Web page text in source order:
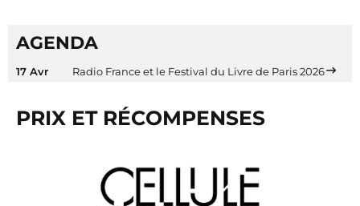
AGENDA
17 Avr Radio France et le Festival du Livre de Paris 2026
PRIX ET RÉCOMPENSES